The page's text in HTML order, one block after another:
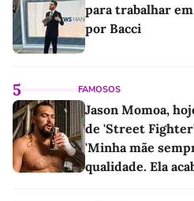
para trabalhar
por Bacci
5 FAMOSOS
Jason Momoa,
de 'Street
'Minha mãe
qualidade. Ela